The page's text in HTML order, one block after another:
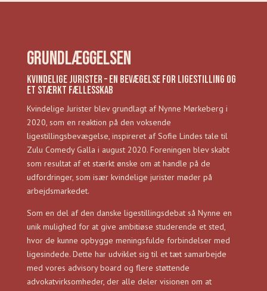
Grundlæggelsen
Kvindelige Jurister – En bevægelse for ligestilling og
et stærkt fællesskab
Kvindelige Jurister blev grundlagt af Nynne Mørkeberg i
2020, som en reaktion på den voksende
ligestillingsbevægelse, inspireret af Sofie Lindes tale til
Zulu Comedy Galla i august 2020. Foreningen blev skabt
som resultat af et stærkt ønske om at handle på de
udfordringer, som især kvindelige jurister møder på
arbejdsmarkedet.
Som en del af den danske ligestillingsdebat så Nynne en
unik mulighed for at give ambitiøse studerende et sted,
hvor de kunne opbygge meningsfulde forbindelser med
ligesindede. Dette har udviklet sig til et tæt samarbejde
med vores advisory board og flere støttende
advokatvirksomheder, der alle deler visionen om at